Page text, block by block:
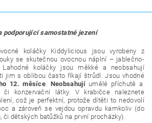
podporující samostatné jezení
koláčky Kiddylicious jsou vyrobeny z
se skutečnou ovocnou náplní – jablečno-
Lahodné koláčky jsou měkké a neobsahují
jim s oblibou často říkají štrůdl. Jsou vhodné
12. měsíce. Neobsahujíumělé příchutě a
či konzervační látky. V krabičce naleznete
což je perfektní, protože dítěti to nedovolí
a zároveň se vejdou opravdu kamkoliv (do
či dětských batůžků na první procházky).